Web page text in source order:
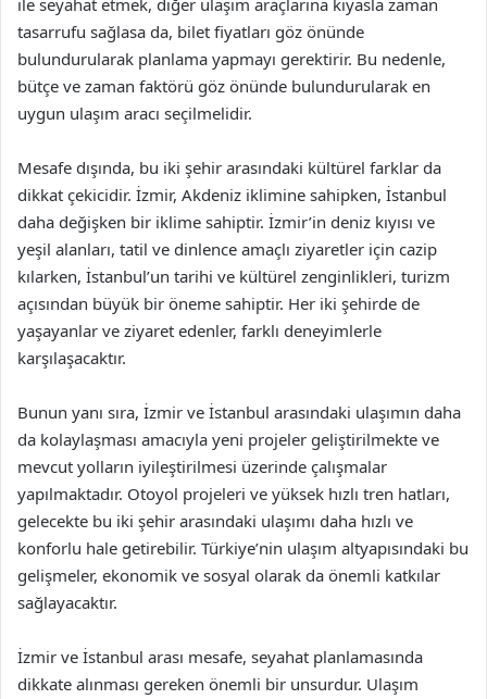
ile seyahat etmek, diğer ulaşım araçlarına kıyasla zaman
tasarrufu sağlasa da, bilet fiyatları göz önünde
bulundurularak planlama yapmayı gerektirir. Bu nedenle,
bütçe ve zaman faktörü göz önünde bulundurularak en
uygun ulaşım aracı seçilmelidir.
Mesafe dışında, bu iki şehir arasındaki kültürel farklar da
dikkat çekicidir. İzmir, Akdeniz iklimine sahipken, İstanbul
daha değişken bir iklime sahiptir. İzmir’in deniz kıyısı ve
yeşil alanları, tatil ve dinlence amaçlı ziyaretler için cazip
kılarken, İstanbul’un tarihi ve kültürel zenginlikleri, turizm
açısından büyük bir öneme sahiptir. Her iki şehirde de
yaşayanlar ve ziyaret edenler, farklı deneyimlerle
karşılaşacaktır.
Bunun yanı sıra, İzmir ve İstanbul arasındaki ulaşımın daha
da kolaylaşması amacıyla yeni projeler geliştirilmekte ve
mevcut yolların iyileştirilmesi üzerinde çalışmalar
yapılmaktadır. Otoyol projeleri ve yüksek hızlı tren hatları,
gelecekte bu iki şehir arasındaki ulaşımı daha hızlı ve
konforlu hale getirebilir. Türkiye’nin ulaşım altyapısındaki bu
gelişmeler, ekonomik ve sosyal olarak da önemli katkılar
sağlayacaktır.
İzmir ve İstanbul arası mesafe, seyahat planlamasında
dikkate alınması gereken önemli bir unsurdur. Ulaşım